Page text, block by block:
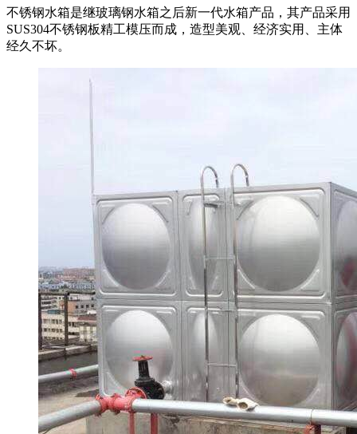
不锈钢水箱是继玻璃钢水箱之后新一代水箱产品，其产品采用
SUS304不锈钢板精工模压而成，造型美观、经济实用、主体
经久不坏。